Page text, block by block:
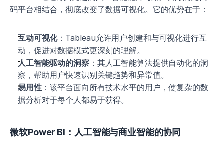
码平台相结合，彻底改变了数据可视化。它的优势在于：
互动可视化：Tableau允许用户创建和与可视化进行互
动，促进对数据模式更深刻的理解。
人工智能驱动的洞察 ：其人工智能算法提供自动化的洞
察，帮助用户快速识别关键趋势和异常值。
易用性 ：该平台面向所有技术水平的用户，使复杂的数
据分析对于每个人都易于获得。
微软Power BI：人工智能与商业智能的协同